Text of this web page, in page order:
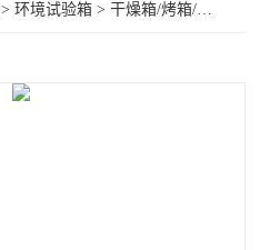
>环境试验箱 >干燥箱/烤箱/真空箱